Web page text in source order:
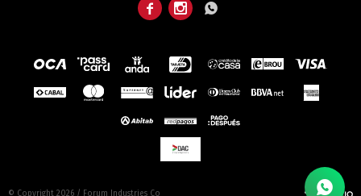
  
© Copyright 2026 / Forum Industries Co